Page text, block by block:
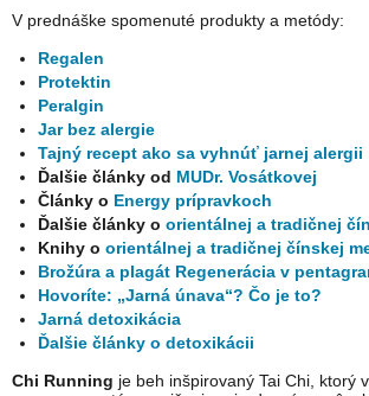
V prednáške spomenuté produkty a metódy:
Regalen
Protektin
Peralgin
Jar bez alergie
Tajný recept ako sa vyhnúť jarnej alergii
Ďalšie články od MUDr. Vosátkovej
Články o Energy prípravkoch
Ďalšie články oorientálnej a tradičnej
Knihy oorientálnej a tradičnej čínskej
Brožúra a plagát Regenerácia v
Hovoríte: „Jarná únava“? Čo je to?
Jarná detoxikácia
Ďalšie články o detoxikácii
Chi Running je beh inšpirovaný Tai Chi, ktorý